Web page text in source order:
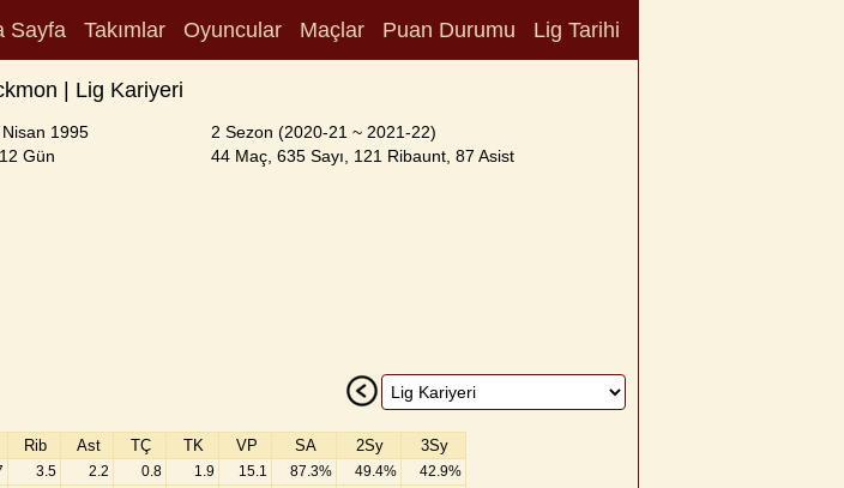
Sayfa Takımlar Oyuncular Maçlar Puan Durumu Lig Tarihi
| Lig Kariyeri
1995
Gün
2 Sezon (2020-21 ~ 2021-22)
44 Maç, 635 Sayı, 121 Ribaunt, 87 Asist
Rib Ast TÇ TK VP SA 2Sy 3Sy
3.5 2.2 0.8 1.9 15.1 87.3% 49.4%
42.9%